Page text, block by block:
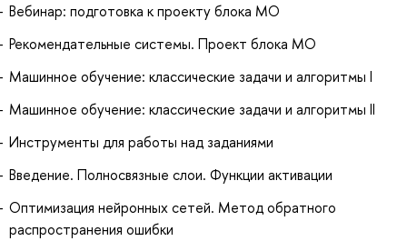
Вебинар: подготовка к проекту блока МО
Рекомендательные системы. Проект блока МО
Машинное обучение: классические задачи и алгоритмы I
Машинное обучение: классические задачи и алгоритмы II
Инструменты для работы над заданиями
Введение. Полносвязные слои. Функции активации
Оптимизация нейронных сетей. Метод обратного
распространения ошибки